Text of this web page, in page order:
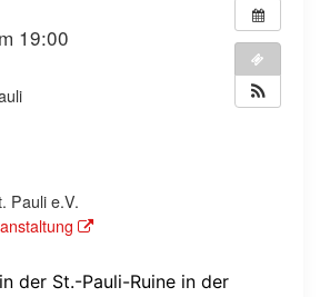
19:00
Pauli e.V.
der St.-Pauli-Ruine in der